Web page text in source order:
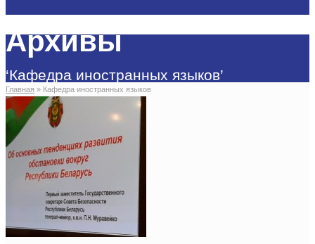
Архивы
‘Кафедра иностранных языков’
Главная » Кафедра иностранных языков